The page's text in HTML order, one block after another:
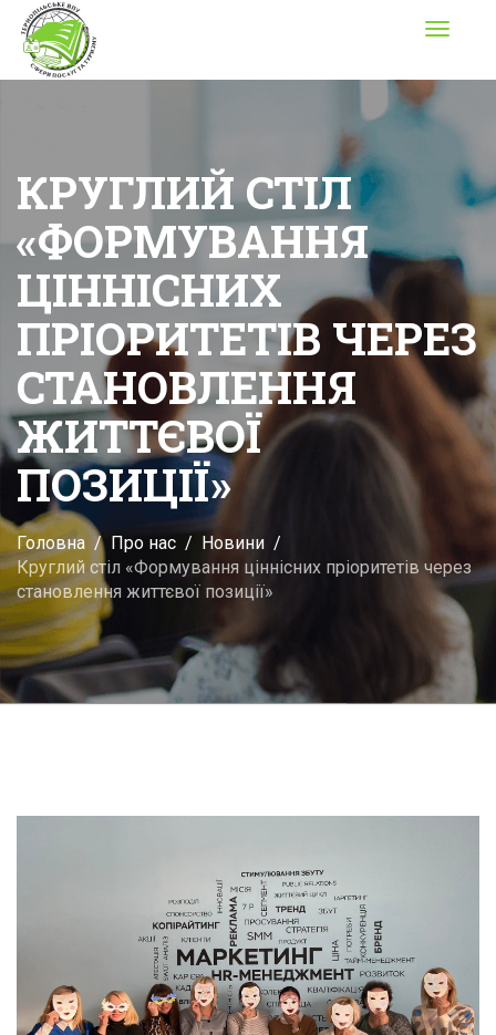
Toggle
КРУГЛИЙ СТІЛ
«ФОРМУВАННЯ
ЦІННІСНИХ
ПРІОРИТЕТІВ ЧЕРЕЗ
СТАНОВЛЕННЯ
ЖИТТЄВОЇ
ПОЗИЦІЇ»
Головна Про нас
Новини
Круглий стіл «Формування ціннісних пріоритетів через
становлення життєвої позиції»